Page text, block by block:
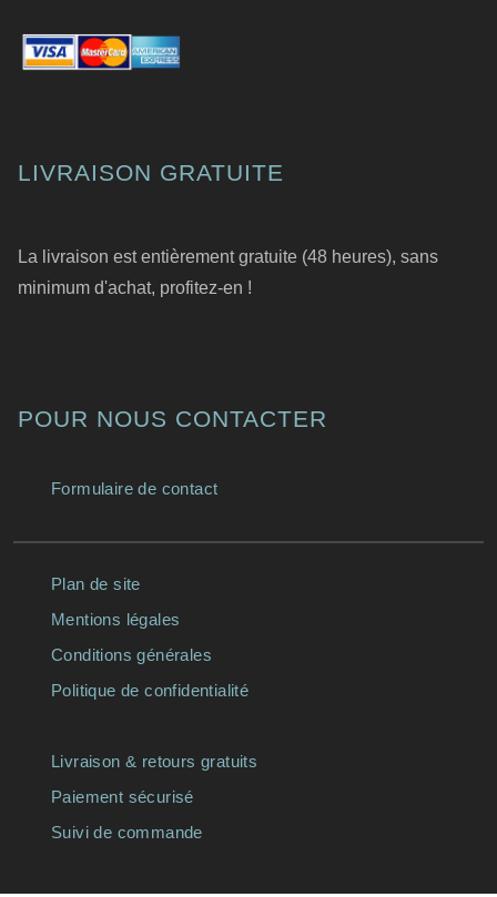
LIVRAISON GRATUITE
La livraison est entièrement gratuite (48 heures), sans
minimum d'achat, profitez-en !
POUR NOUS CONTACTER
Formulaire de contact
Plan de site
Mentions légales
Conditions générales
Politique de confidentialité
Livraison & retours gratuits
Paiement sécurisé
Suivi de commande